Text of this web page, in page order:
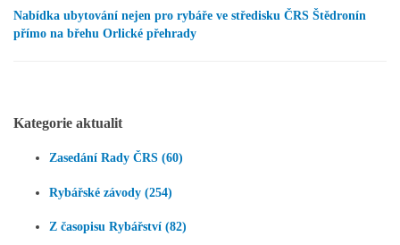
Nabídka ubytování nejen pro rybáře ve středisku ČRS Štědronín
přímo na břehu Orlické přehrady
Kategorie aktualit
Zasedání Rady ČRS (60)
Rybářské závody (254)
Z časopisu Rybářství (82)